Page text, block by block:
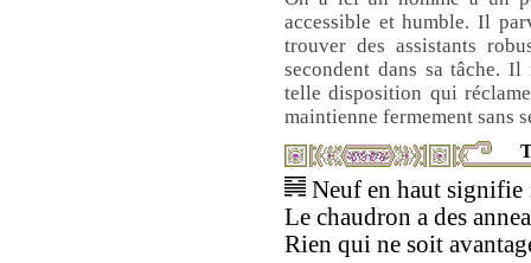
accessible et humble. Il
trouver des assistants
secondent dans sa tâche.
telle disposition qui
maintienne fermement sans
Neuf en haut signifie
Le chaudron a des
Rien qui ne soit